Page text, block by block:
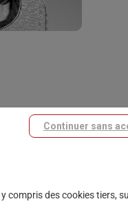
y compris des cookies tiers,
Continuer sans